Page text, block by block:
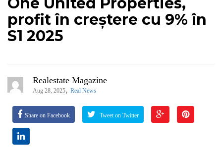
profit în creștere cu 9% în
S1 2025
Realestate Magazine
Aug 28, 2025, Real News
Share on Facebook Tweet on Twitter